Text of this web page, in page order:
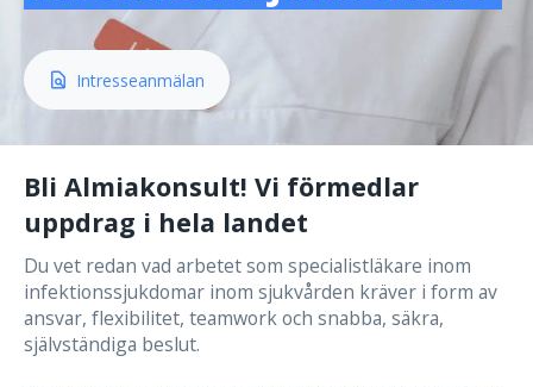
Intresseanmälan
Bli Almiakonsult! Vi förmedlar
uppdrag i hela landet
Du vet redan vad arbetet som specialistläkare inom
infektionssjukdomar inom sjukvården kräver i form av
ansvar, flexibilitet, teamwork och snabba, säkra,
självständiga beslut.